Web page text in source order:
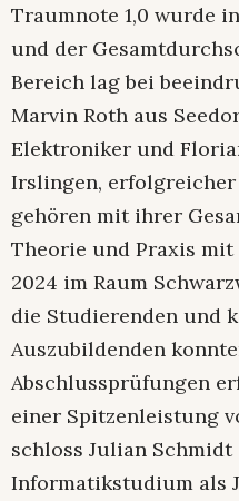
Traumnote 1,0 wurde
und der
Bereich lag bei
Marvin Roth aus
Elektroniker und
Irslingen,
gehören mit ihrer
Theorie und Praxis mit
2024 im Raum
die Studierenden und
Auszubildenden
Abschlussprüfungen
einer Spitzenleistung
schloss Julian
Informatikstudium als